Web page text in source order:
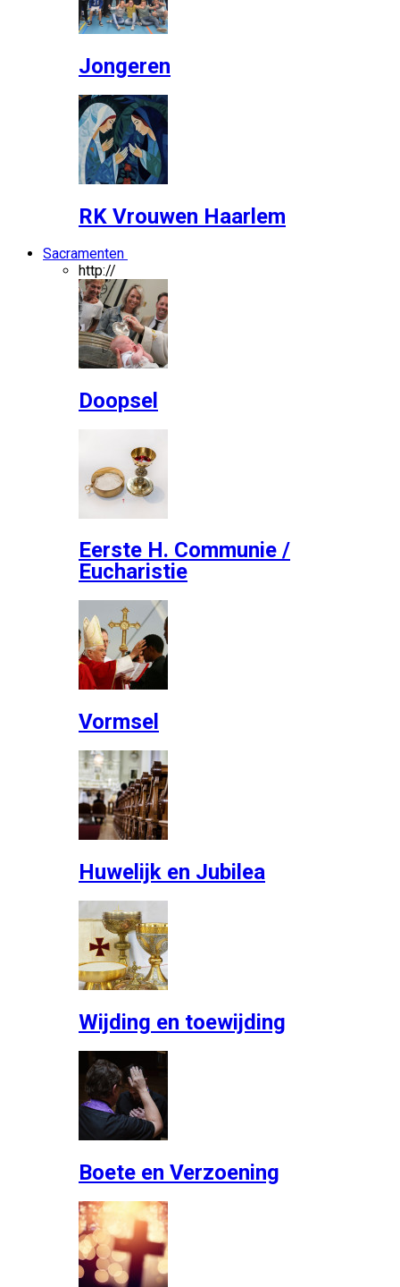
Jongeren
RK Vrouwen Haarlem
Sacramenten
http://
Doopsel
Eerste H. Communie /
Eucharistie
Vormsel
Huwelijk en Jubilea
Wijding en toewijding
Boete en Verzoening